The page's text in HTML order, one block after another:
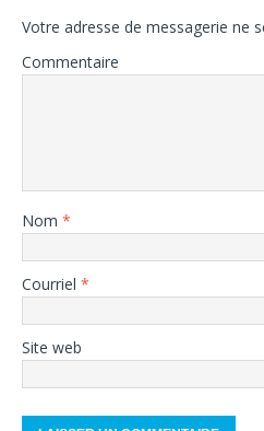
Votre adresse de messagerie ne
Commentaire
Nom *
Courriel *
Site web